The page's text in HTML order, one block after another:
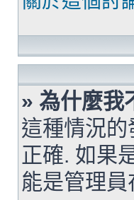
» 為什麼我
這種情況
正確. 如果
能是管理